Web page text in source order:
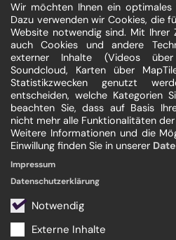
Wir möchten Ihnen ein optimales
Dazu verwenden wir Cookies, die
Website notwendig sind. Mit Ihrer
auch Cookies und andere
externer Inhalte (Videos
Soundcloud, Karten über
Statistikzwecken genutzt
entscheiden, welche Kategorien
beachten Sie, dass auf Basis
nicht mehr alle Funktionalitäten
Weitere Informationen und die
Einwillung finden Sie in unserer
Notwendig
Externe Inhalte
Impressum
Datenschutzerklärung